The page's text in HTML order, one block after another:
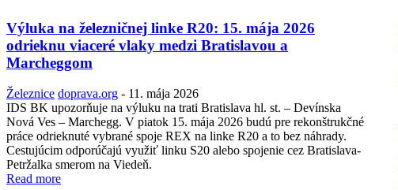
Výluka na železničnej linke R20: 15. mája 2026
odrieknu viaceré vlaky medzi Bratislavou a
Marcheggom
Železnice doprava.org - 11. mája 2026
IDS BK upozorňuje na výluku na trati Bratislava hl. st. – Devínska
Nová Ves – Marchegg. V piatok 15. mája 2026 budú pre rekonštrukčné
práce odrieknuté vybrané spoje REX na linke R20 a to bez náhrady.
Cestujúcim odporúčajú využiť linku S20 alebo spojenie cez Bratislava-
Petržalka smerom na Viedeň.
Read more